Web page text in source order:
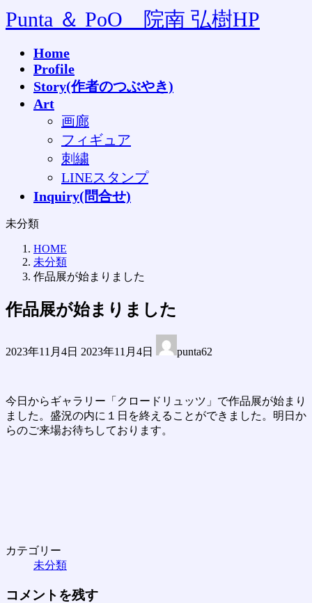
コ
ン
ナ
ビ
Punta ＆ PoO 院南 弘樹HP
Home
Profile
Story(作者のつぶやき)
Art
画廊
フィギュア
刺繍
LINEスタンプ
Inquiry(問合せ)
未分類
HOME
未分類
作品展が始まりました
作品展が始まりました
2023年11月4日 終
日
時
:
2023年11月4日 punta62
今日からギャラリー「クロードリュッツ」で作品展が始まり
ました。盛況の内に１日を終えることができました。明日か
らのご来場お待ちしております。
カテゴリー
未分類
コメントを残す